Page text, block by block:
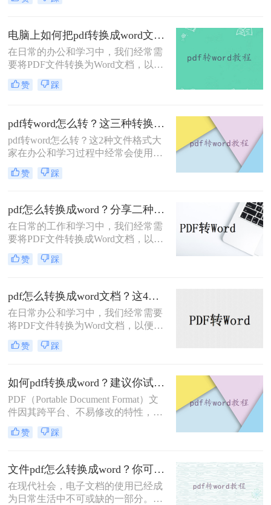
上有很多付费的转换工具，但也有一
么怎样免费将pdf转word呢？下面，我
将介绍三种免费将PDF转Word的方
法。
电脑上如何把pdf转换成word文档？这二种实用方法分享给你！
在日常的办公和学习中，我们经常需
要将PDF文件转换为Word文档，以便
于编辑、修改或进一步处理。由于
PDF格式的稳定性和跨平台兼容性，
此，将其转换为Word文档成为了一种
常见的需求。那么电脑上如何把pdf转
换成word文档呢？本文将介绍二种在
电脑上将PDF转换成Word文档的实用
方法。
赞 踩
pdf转word怎么转？这三种转换方法保证让你满意！
pdf转word怎么转？这2种文件格式大
家在办公和学习过程中经常会使用
到，会遇到需要把转换它们之间的格
式，比如有时候我们需要将PDF转
呢？今天教大家2个非常简单方便的
pdf转word，一起来看看吧~
赞 踩
pdf怎么转换成word？分享二种实用的方法！
在日常的工作和学习中，我们经常需
要将PDF文件转换成Word文档，以便
于编辑和修改。那么PDF怎么转换成
Word呢？本文将为大家介绍两种实用
成文件格式的转换。
赞 踩
pdf怎么转换成word文档？这4种方法，任你选择！
在日常办公和学习中，我们经常需要
将PDF文件转换为Word文档，以便进
行编辑、修改和格式化。那么PDF怎
么转换成Word文档呢？本文将为您介
松实现文件格式转换。
赞 踩
如何pdf转换成word？建议你试试这三种方法！
PDF（Portable Document Format）文
件因其跨平台、不易修改的特性，被
广泛应用于各种场合。然而，在某些
情况下，我们可能需要将PDF文件转
进行编辑、修改或进一步处理。那么
如何pdf转换成word呢？本文将为您介
绍几种将PDF转换为Word的方法。
赞 踩
文件pdf怎么转换成word？你可以学习下这三种方法！
在现代社会，电子文档的使用已经成
为日常生活中不可或缺的一部分。